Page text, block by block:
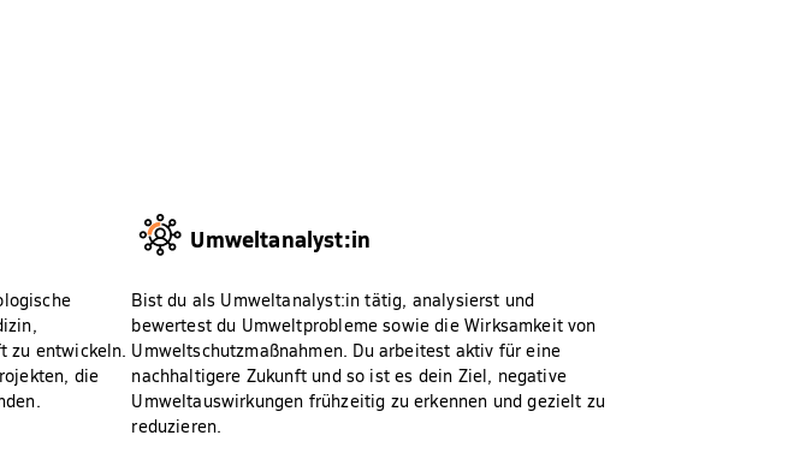
zu entwickeln.
die
Umweltanalyst:in
Bist du als Umweltanalyst:in tätig, analysierst und
bewertest du Umweltprobleme sowie die Wirksamkeit von
Umweltschutzmaßnahmen. Du arbeitest aktiv für eine
nachhaltigere Zukunft und so ist es dein Ziel, negative
Umweltauswirkungen frühzeitig zu erkennen und gezielt zu
reduzieren.